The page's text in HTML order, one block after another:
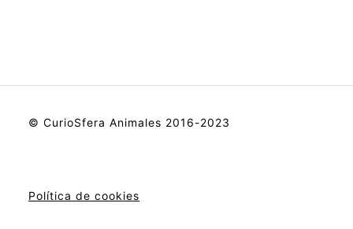
© CurioSfera Animales 2016-2023
Política de cookies